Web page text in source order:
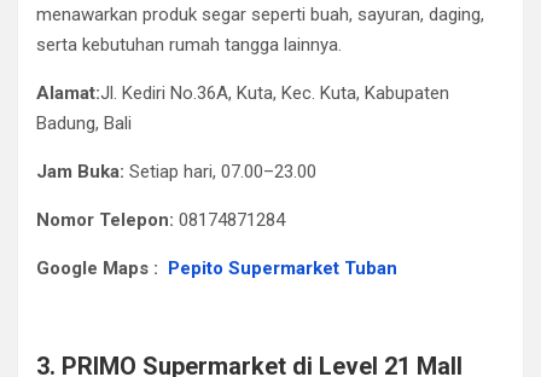
menawarkan produk segar seperti buah, sayuran, daging,
serta kebutuhan rumah tangga lainnya.
Alamat:Jl. Kediri No.36A, Kuta, Kec. Kuta, Kabupaten
Badung, Bali
Jam Buka: Setiap hari, 07.00–23.00
Nomor Telepon: 08174871284
Google Maps : Pepito Supermarket Tuban
3. PRIMO Supermarket di Level 21 Mall